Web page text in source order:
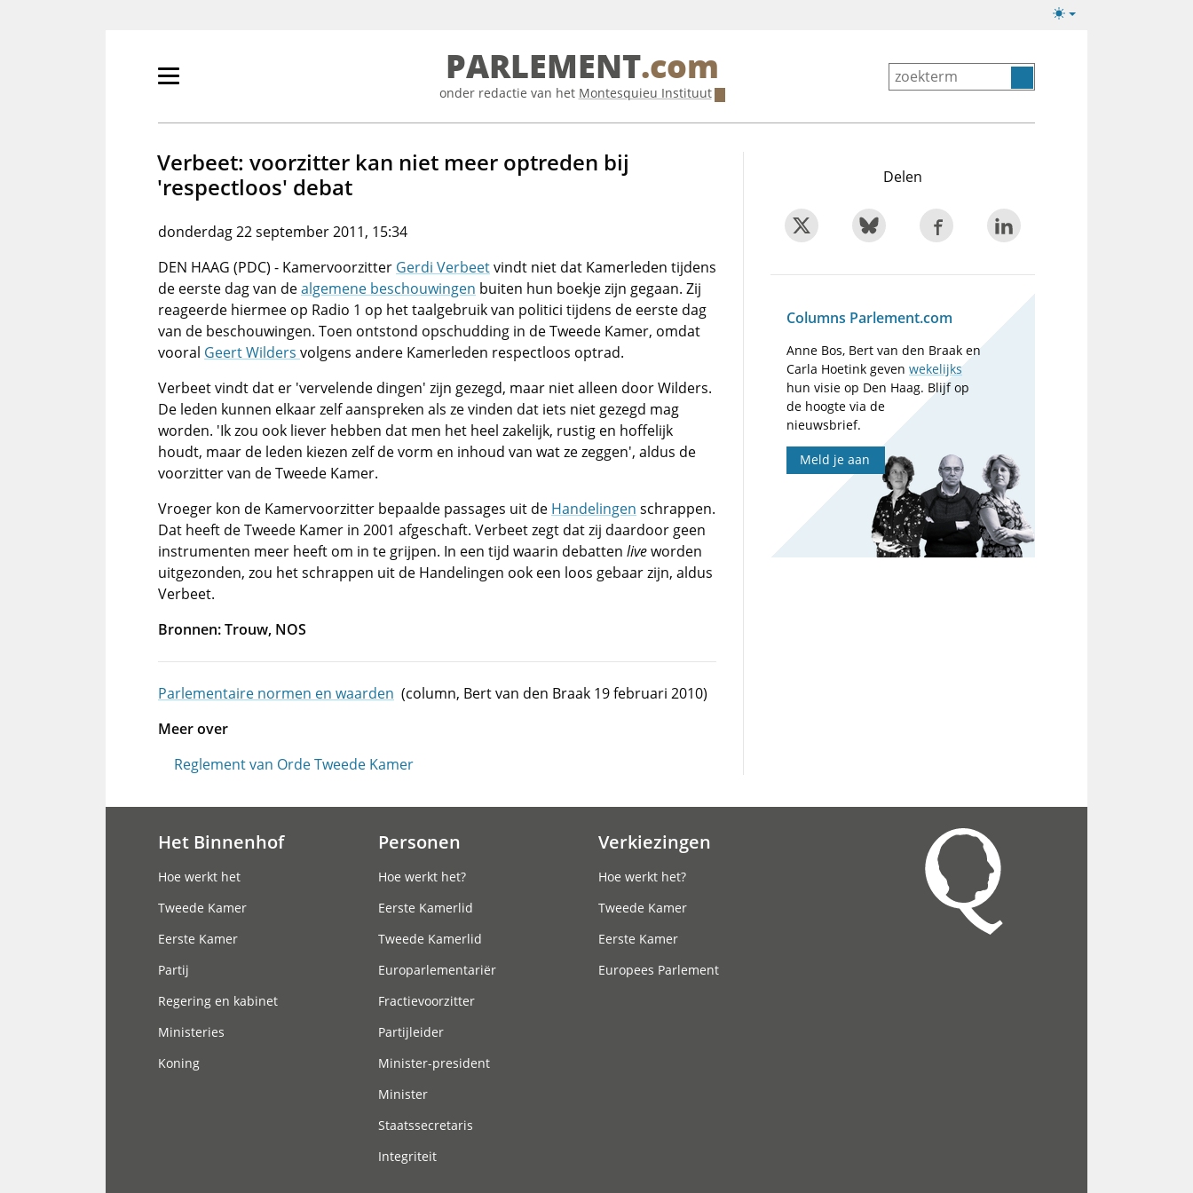
Lichte/donkere
Primair
tonen/verbergen
PARLEMENT.com
onder redactie van het Montesquieu Instituut
Verbeet: voorzitter kan niet meer optreden bij
'respectloos' debat
donderdag 22 september 2011, 15:34
DEN HAAG (PDC) - Kamervoorzitter Gerdi Verbeetvindt niet dat Kamerleden tijdens
de eerste dag van dealgemene beschouwingen buiten hun boekje zijn gegaan. Zij
reageerde hiermee op Radio 1 op het taalgebruik van politici tijdens de eerste dag
van de beschouwingen. Toen ontstond opschudding in de Tweede Kamer, omdat
vooral Geert Wilders volgens andere Kamerleden respectloos optrad.
Verbeet vindt dat er 'vervelende dingen' zijn gezegd, maar niet alleen door Wilders.
De leden kunnen elkaar zelf aanspreken als ze vinden dat iets niet gezegd mag
worden. 'Ik zou ook liever hebben dat men het heel zakelijk, rustig en hoffelijk
houdt, maar de leden kiezen zelf de vorm en inhoud van wat ze zeggen', aldus de
voorzitter van de Tweede Kamer.
Vroeger kon de Kamervoorzitter bepaalde passages uit de Handelingen schrappen.
Dat heeft de Tweede Kamer in 2001 afgeschaft. Verbeet zegt dat zij daardoor geen
instrumenten meer heeft om in te grijpen. In een tijd waarin debatten liveworden
uitgezonden, zou het schrappen uit de Handelingen ook een loos gebaar zijn, aldus
Verbeet.
Bronnen: Trouw, NOS
Parlementaire normen en waarden (column, Bert van den Braak 19 februari 2010)
Meer over
Reglement van Orde Tweede Kamer
Delen
Columns Parlement.com
Anne Bos, Bert van den Braak en
Carla Hoetink gevenwekelijks
hun visie op Den Haag. Blijf op
de hoogte via de
nieuwsbrief.
Meld je aan
Het Binnenhof
Hoe werkt het
Tweede Kamer
Eerste Kamer
Partij
Regering en kabinet
Ministeries
Koning
Personen
Hoe werkt het?
Eerste Kamerlid
Tweede Kamerlid
Europarlementariër
Fractievoorzitter
Partijleider
Minister-president
Minister
Staatssecretaris
Integriteit
Verkiezingen
Hoe werkt het?
Tweede Kamer
Eerste Kamer
Europees Parlement